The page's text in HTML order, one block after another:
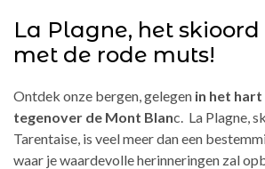
La Plagne, het skioord
met de rode muts!
Ontdek onze bergen, gelegen in het hart
tegenover de Mont Blanc. La Plagne,
Tarentaise, is veel meer dan een
waar je waardevolle herinneringen zal